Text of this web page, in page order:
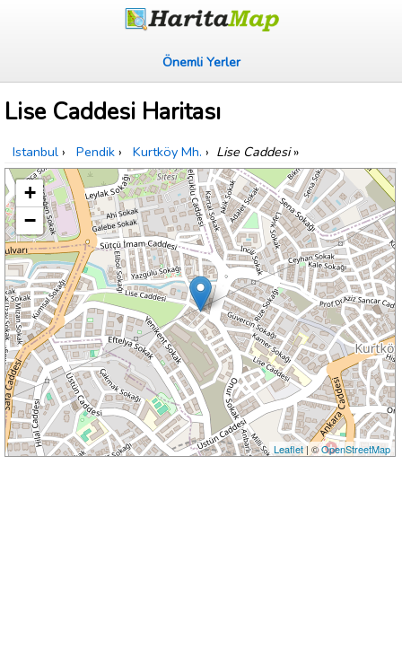
Önemli Yerler
Lise Caddesi Haritası
Istanbul › Pendik › Kurtköy Mh. › Lise Caddesi»
+
−
Leaflet| ©OpenStreetMap